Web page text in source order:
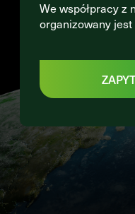
We współpracy z
organizowany